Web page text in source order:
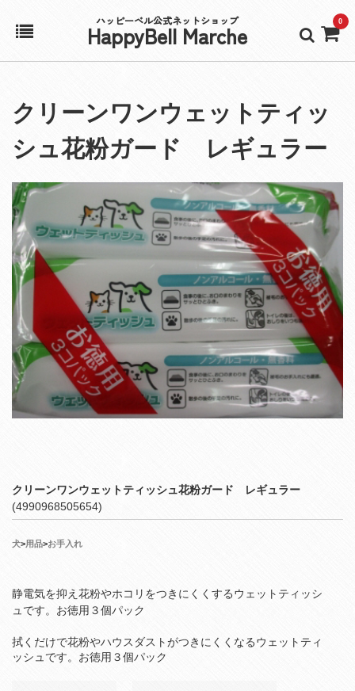
ハッピーベル公式ネットショップ
HappyBell Marche 0
アカウント
カート
クリーンワンウェットティッ
シュ花粉ガード レギュラー
クリーンワンウェットティッシュ花粉ガード レギュラー
(4990968505654)
犬>用品>お手入れ
静電気を抑え花粉やホコリをつきにくくするウェットティッシ
ュです。お徳用３個パック
拭くだけで花粉やハウスダストがつきにくくなるウェットティ
ッシュです。お徳用３個パック